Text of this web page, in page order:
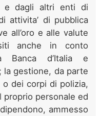
e dagli altri enti di
attivita’ di pubblica
all’oro e alle valute
anche in conto
Banca d’Italia e
la gestione, da parte
dei corpi di polizia,
proprio personale ed
ammesso